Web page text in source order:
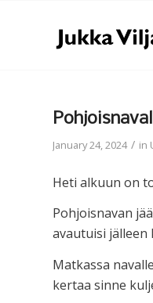
January 24, 2024 / in
Heti alkuun on
Pohjoisnavan
avautuisi jälleen
Matkassa
kertaa sinne